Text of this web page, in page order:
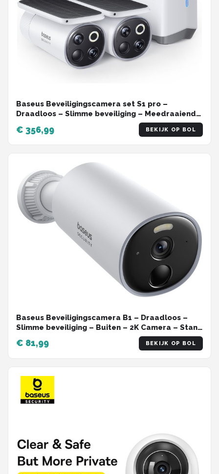
Baseus Beveiligingscamera set S1 pro –
Draadloos – Slimme beveiliging – Meedraaiende
Zonnepaneel – Buiten – 3K Camera – 2 camera’s
– WIFI - Inclusief Homestation – Waterdicht -
Weerbestendig – Nachtzicht - Wit
€ 356,99 BEKIJK OP BOL
Baseus Beveiligingscamera B1 – Draadloos –
Slimme beveiliging – Buiten – 2K Camera – Stand
Alone – WIFI - Werkt met en zonder Homestation
– Waterdicht - Weerbestendig – Nachtzicht - Wit
€ 81,99 BEKIJK OP BOL